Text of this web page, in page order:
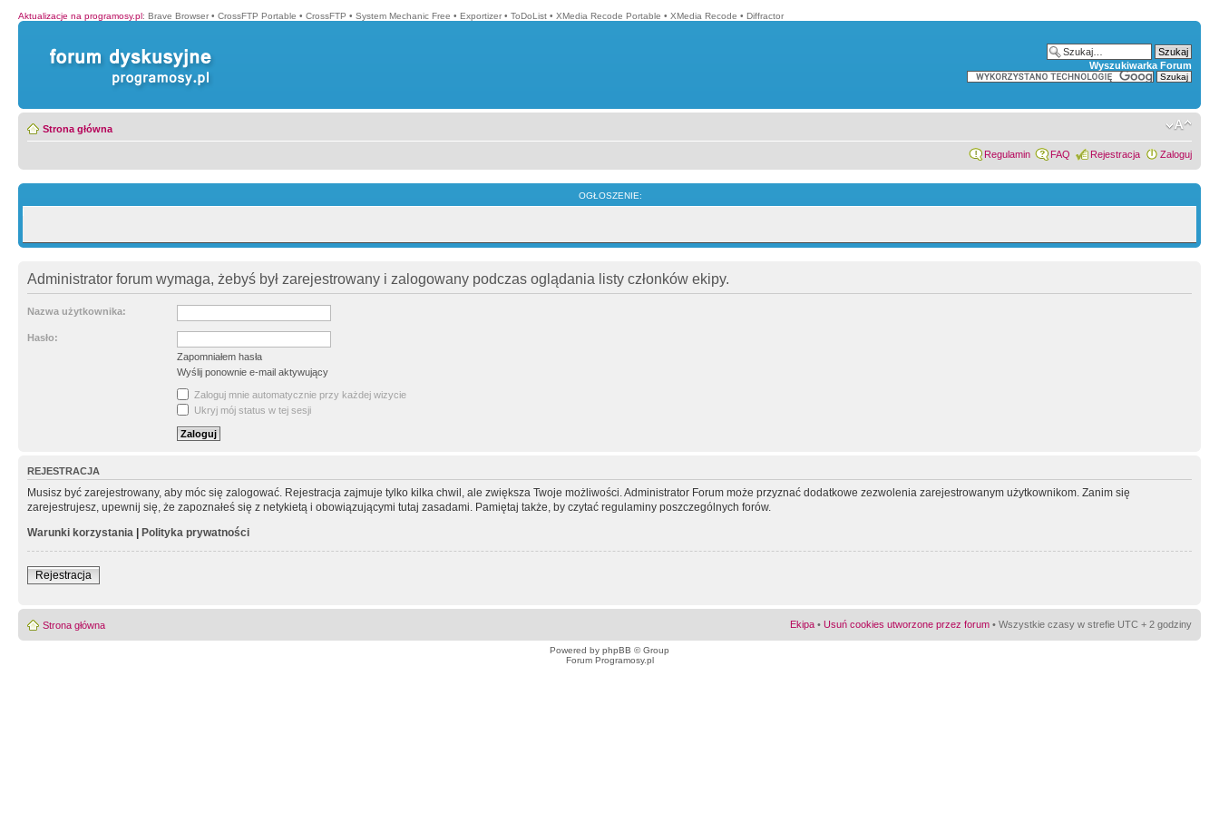
Aktualizacje na programosy.pl: Brave Browser • CrossFTP Portable • CrossFTP • System Mechanic Free • Exportizer • ToDoList • XMedia Recode Portable • XMedia Recode • Diffractor
Wyszukiwarka Forum
Strona główna
Regulamin FAQ Rejestracja Zaloguj
OGŁOSZENIE:
Administrator forum wymaga, żebyś był zarejestrowany i zalogowany podczas oglądania listy członków ekipy.
Nazwa użytkownika:
Hasło:
Zapomniałem hasła
Wyślij ponownie e-mail aktywujący
Zaloguj mnie automatycznie przy każdej wizycie
Ukryj mój status w tej sesji
REJESTRACJA
Musisz być zarejestrowany, aby móc się zalogować. Rejestracja zajmuje tylko kilka chwil, ale zwiększa Twoje możliwości. Administrator Forum może przyznać dodatkowe zezwolenia zarejestrowanym użytkownikom. Zanim się
zarejestrujesz, upewnij się, że zapoznałeś się z netykietą i obowiązującymi tutaj zasadami. Pamiętaj także, by czytać regulaminy poszczególnych forów.
Warunki korzystania | Polityka prywatności
Rejestracja
Strona główna Ekipa • Usuń cookies utworzone przez forum • Wszystkie czasy w strefie UTC + 2 godziny
Powered by phpBB © Group
Forum Programosy.pl